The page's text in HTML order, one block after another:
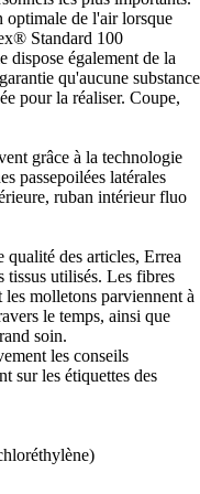
optimale de l'air lorsque
Standard 100
dispose également de la
qu'aucune substance
pour la réaliser. Coupe,
grâce à la technologie
passepoilées latérales
ruban intérieur fluo
qualité des articles, Errea
tissus utilisés. Les fibres
les molletons parviennent à
le temps, ainsi que
soin.
les conseils
sur les étiquettes des